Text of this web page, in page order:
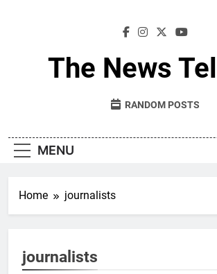
The News
RANDOM POSTS
MENU
Home journalists
journalists